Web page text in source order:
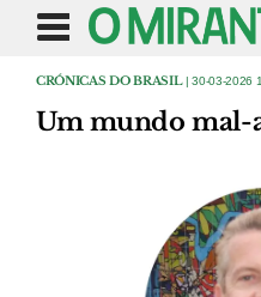
CRÓNICAS DO BRASIL| 30-03-2026
Um mundo mal-